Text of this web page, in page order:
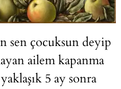
sen çocuksun deyip
ailem kapanma
5 ay sonra